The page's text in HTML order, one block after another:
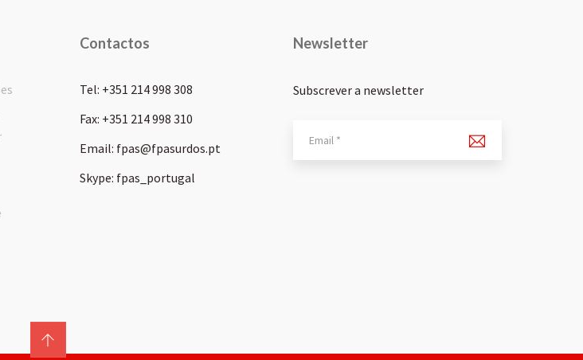
Contactos
Tel: +351 214 998 308
Fax: +351 214 998 310
Email: fpas@fpasurdos.pt
Skype: fpas_portugal
Newsletter
Subscrever a newsletter